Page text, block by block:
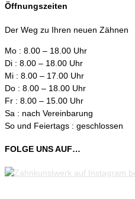
Öffnungszeiten
Der Weg zu Ihren neuen Zähnen
Mo : 8.00 – 18.00 Uhr
Di : 8.00 – 18.00 Uhr
Mi : 8.00 – 17.00 Uhr
Do : 8.00 – 18.00 Uhr
Fr : 8.00 – 15.00 Uhr
Sa : nach Vereinbarung
So und Feiertags : geschlossen
FOLGE UNS AUF…